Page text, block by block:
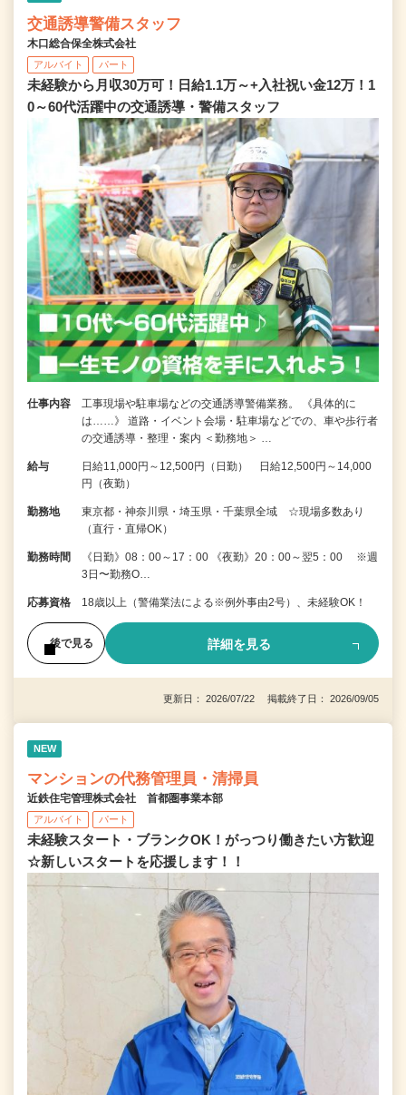
交通誘導警備スタッフ
木口総合保全株式会社
アルバイト パート
未経験から月収30万可！日給1.1万～+入社祝い金12万！1
0～60代活躍中の交通誘導・警備スタッフ
仕事内容
工事現場や駐車場などの交通誘導警備業務。 《具体的に
は……》 道路・イベント会場・駐車場などでの、車や歩行者
の交通誘導・整理・案内 ＜勤務地＞ …
給与
日給11,000円～12,500円（日勤） 日給12,500円～14,000
円（夜勤）
勤務地
東京都・神奈川県・埼玉県・千葉県全域 ☆現場多数あり
（直行・直帰OK）
勤務時間
《日勤》08：00～17：00 《夜勤》20：00～翌5：00 ※週
3日〜勤務O…
応募資格 18歳以上（警備業法による※例外事由2号）、未経験OK！
後で見る 詳細を見る
更新日： 2026/07/22 掲載終了日： 2026/09/05
NEW
マンションの代務管理員・清掃員
近鉄住宅管理株式会社 首都圏事業本部
アルバイト パート
未経験スタート・ブランクOK！がっつり働きたい方歓迎
☆新しいスタートを応援します！！